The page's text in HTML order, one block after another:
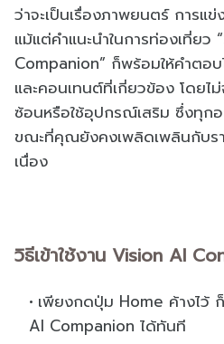
ว่าจะเป็นเรื่องภาพยนตร์ การแ
แม้แต่คำแนะนำในการท่องเที่ยว
Companion” ก็พร้อมให้คำตอ
และคอนเทนต์ที่เกี่ยวข้อง โดยไ
ซ้อนหรือใช้อุปกรณ์เสริม ซึ่งทุก
ขณะที่คุณยังคงเพลิดเพลินกับร
เนื่อง
วิธีเข้าใช้งาน Vision AI
เพียงกดปุ่ม Home ค้างไว้
AI Companion ได้ทันที